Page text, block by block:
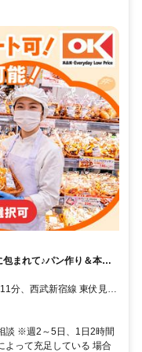
包まれて♪パン作り＆本格
分、西武新宿線 東伏見南
北口徒歩約25分 各線「西
談 ※週2～5日、1日2時間
って充足している 場合